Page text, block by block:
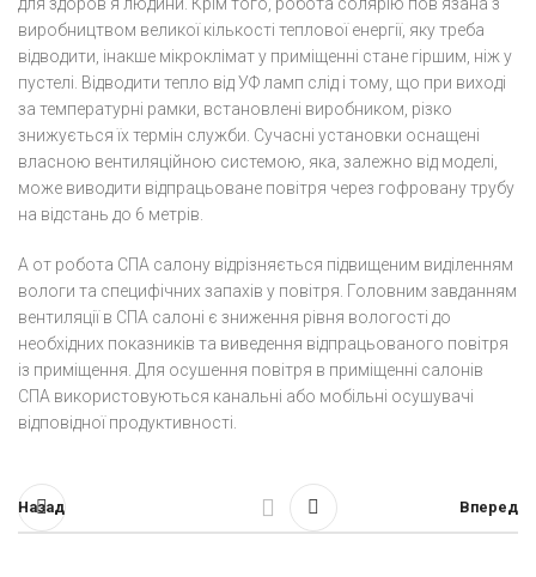
виробництвом великої кількості теплової енергії, яку треба
відводити, інакше мікроклімат у приміщенні стане гіршим, ніж у
пустелі. Відводити тепло від УФ ламп слід і тому, що при виході
за температурні рамки, встановлені виробником, різко
знижується їх термін служби. Сучасні установки оснащені
власною вентиляційною системою, яка, залежно від моделі,
може виводити відпрацьоване повітря через гофровану трубу
на відстань до 6 метрів.
А от робота СПА салону відрізняється підвищеним виділенням
вологи та специфічних запахів у повітря. Головним завданням
вентиляції в СПА салоні є зниження рівня вологості до
необхідних показників та виведення відпрацьованого повітря
із приміщення. Для осушення повітря в приміщенні салонів
СПА використовуються канальні або мобільні осушувачі
відповідної продуктивності.
Назад Вперед